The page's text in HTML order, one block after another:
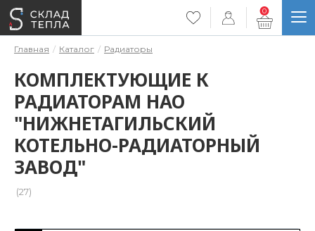
0
Главная Каталог Радиаторы
КОМПЛЕКТУЮЩИЕ К
РАДИАТОРАМ НАО
"НИЖНЕТАГИЛЬСКИЙ
КОТЕЛЬНО-РАДИАТОРНЫЙ
ЗАВОД"
(27)